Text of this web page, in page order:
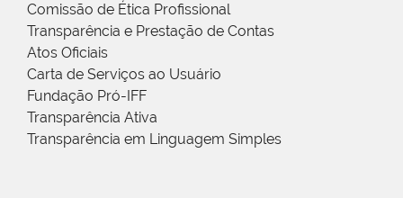
Comissão de Ética Profissional
Transparência e Prestação de Contas
Atos Oficiais
Carta de Serviços ao Usuário
Fundação Pró-IFF
Transparência Ativa
Transparência em Linguagem Simples